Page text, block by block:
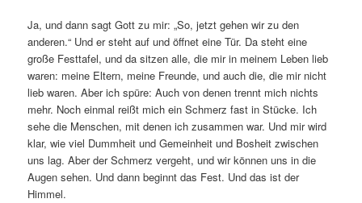
Ja, und dann sagt Gott zu mir: „So, jetzt gehen wir zu den
anderen.“ Und er steht auf und öffnet eine Tür. Da steht eine
große Festtafel, und da sitzen alle, die mir in meinem Leben lieb
waren: meine Eltern, meine Freunde, und auch die, die mir nicht
lieb waren. Aber ich spüre: Auch von denen trennt mich nichts
mehr. Noch einmal reißt mich ein Schmerz fast in Stücke. Ich
sehe die Menschen, mit denen ich zusammen war. Und mir wird
klar, wie viel Dummheit und Gemeinheit und Bosheit zwischen
uns lag. Aber der Schmerz vergeht, und wir können uns in die
Augen sehen. Und dann beginnt das Fest. Und das ist der
Himmel.